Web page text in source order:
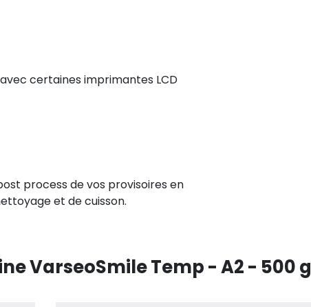
certaines imprimantes LCD
process de vos provisoires en
et de cuisson.
VarseoSmile Temp - A2 - 500 g